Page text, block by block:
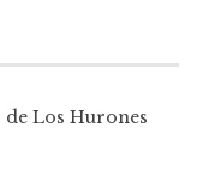
Los Hurones